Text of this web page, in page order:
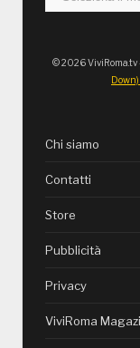
© 2026 ViviRoma.tv
Chi siamo
Contatti
Store
Pubblicità
Privacy
ViviRoma